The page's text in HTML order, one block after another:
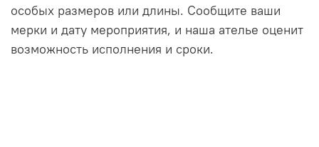
особых размеров или длины. Сообщите ваши
мерки и дату мероприятия, и наша ателье оценит
возможность исполнения и сроки.